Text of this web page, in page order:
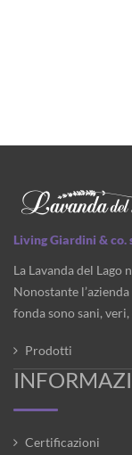
Living Giardini & co.
La Lavanda del Lago
Nonostante
fonda sono sani,
Prodotti
Certificazioni